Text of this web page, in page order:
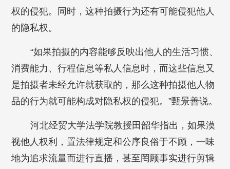
权的侵犯。同时，这种拍摄行为还有可能侵犯他人
的隐私权。
“如果拍摄的内容能够反映出他人的生活习惯、
消费能力、行程信息等私人信息时，而这些信息又
是拍摄者未经允许就获取的，那么这种拍摄他人物
品的行为就可能构成对隐私权的侵犯。”甄景善说。
河北经贸大学法学院教授田韶华指出，如果漠
视他人权利，置法律规定和公序良俗于不顾，一味
地为追求流量而进行直播，甚至罔顾事实进行剪辑